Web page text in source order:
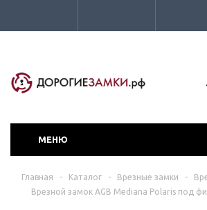
МЕНЮ
Главная - Каталог - Врезные замки -
Врезной замок AGB Mediana Polaris под